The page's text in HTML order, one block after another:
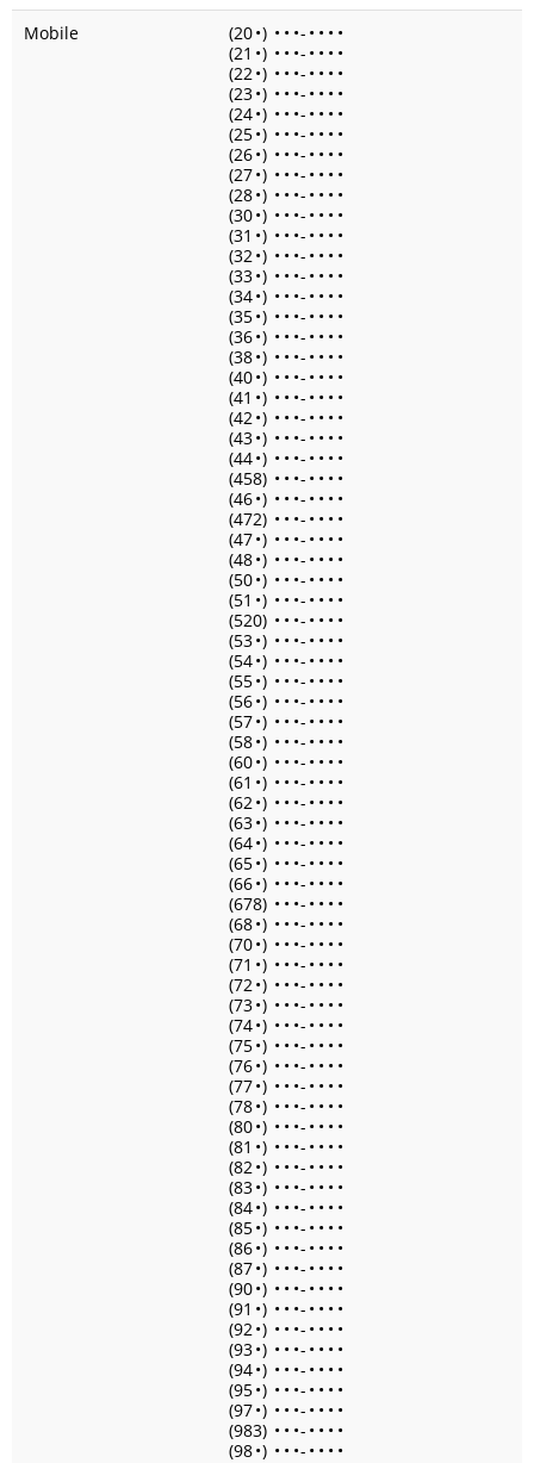
Mobile
(20•) • • •- • • • •
(21 •) • • •- • • • •
(22•) • • •- • • • •
(23•) • • •- • • • •
(24•) • • •- • • • •
(25•) • • •- • • • •
(26•) • • •- • • • •
(27•) • • •- • • • •
(28•) • • •- • • • •
(30•) • • •- • • • •
(31 •) • • •- • • • •
(32•) • • •- • • • •
(33•) • • •- • • • •
(34•) • • •- • • • •
(35•) • • •- • • • •
(36•) • • •- • • • •
(38•) • • •- • • • •
(40•) • • •- • • • •
(41 •) • • •- • • • •
(42•) • • •- • • • •
(43•) • • •- • • • •
(44•) • • •- • • • •
(458) • • •- • • • •
(46•) • • •- • • • •
(472) • • •- • • • •
(47•) • • •- • • • •
(48•) • • •- • • • •
(50•) • • •- • • • •
(51 •) • • •- • • • •
(520) • • •- • • • •
(53•) • • •- • • • •
(54•) • • •- • • • •
(55•) • • •- • • • •
(56•) • • •- • • • •
(57•) • • •- • • • •
(58•) • • •- • • • •
(60•) • • •- • • • •
(61 •) • • •- • • • •
(62•) • • •- • • • •
(63•) • • •- • • • •
(64•) • • •- • • • •
(65•) • • •- • • • •
(66•) • • •- • • • •
(678) • • •- • • • •
(68•) • • •- • • • •
(70•) • • •- • • • •
(71 •) • • •- • • • •
(72•) • • •- • • • •
(73•) • • •- • • • •
(74•) • • •- • • • •
(75•) • • •- • • • •
(76•) • • •- • • • •
(77•) • • •- • • • •
(78•) • • •- • • • •
(80•) • • •- • • • •
(81 •) • • •- • • • •
(82•) • • •- • • • •
(83•) • • •- • • • •
(84•) • • •- • • • •
(85•) • • •- • • • •
(86•) • • •- • • • •
(87•) • • •- • • • •
(90•) • • •- • • • •
(91 •) • • •- • • • •
(92•) • • •- • • • •
(93•) • • •- • • • •
(94•) • • •- • • • •
(95•) • • •- • • • •
(97•) • • •- • • • •
(983) • • •- • • • •
(98•) • • •- • • • •